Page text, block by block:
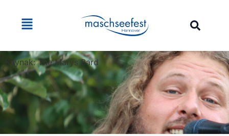
Kaynak: The Marys Bard